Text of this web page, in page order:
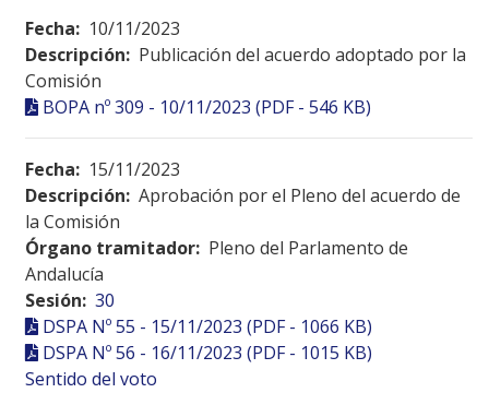
Fecha: 10/11/2023
Descripción: Publicación del acuerdo adoptado por la
Comisión
BOPA nº 309 - 10/11/2023 (PDF - 546 KB)
Fecha: 15/11/2023
Descripción: Aprobación por el Pleno del acuerdo de
la Comisión
Órgano tramitador: Pleno del Parlamento de
Andalucía
Sesión: 30
DSPA Nº 55 - 15/11/2023 (PDF - 1066 KB)
DSPA Nº 56 - 16/11/2023 (PDF - 1015 KB)
Sentido del voto